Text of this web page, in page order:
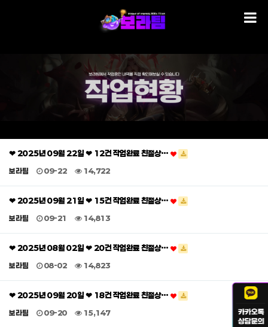
❤ 2025년 09월 22일 ❤ 12건 작업완료 친절상…
보라팀 09-22 14,722
❤ 2025년 09월 21일 ❤ 15건 작업완료 친절상…
보라팀 09-21 14,813
❤ 2025년 08월 02일 ❤ 20건 작업완료 친절상…
보라팀 08-02 14,823
❤ 2025년 09월 20일 ❤ 18건 작업완료 친절상…
보라팀 09-20 15,147